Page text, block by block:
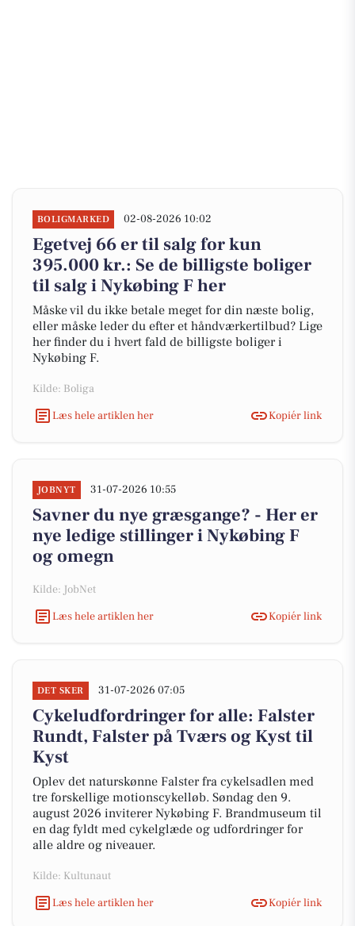
BOLIGMARKED 02-08-2026 10:02
Egetvej 66 er til salg for kun
395.000 kr.: Se de billigste boliger
til salg i Nykøbing F her
Måske vil du ikke betale meget for din næste bolig,
eller måske leder du efter et håndværkertilbud? Lige
her finder du i hvert fald de billigste boliger i
Nykøbing F.
Kilde: Boliga
Læs hele artiklen her
Kopiér link
JOBNYT 31-07-2026 10:55
Savner du nye græsgange? - Her er
nye ledige stillinger i Nykøbing F
og omegn
Kilde: JobNet
Læs hele artiklen her
Kopiér link
DET SKER 31-07-2026 07:05
Cykeludfordringer for alle: Falster
Rundt, Falster på Tværs og Kyst til
Kyst
Oplev det naturskønne Falster fra cykelsadlen med
tre forskellige motionscykelløb. Søndag den 9.
august 2026 inviterer Nykøbing F. Brandmuseum til
en dag fyldt med cykelglæde og udfordringer for
alle aldre og niveauer.
Kilde: Kultunaut
Læs hele artiklen her
Kopiér link